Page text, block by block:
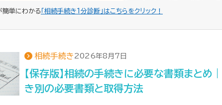
簡単にわかる 「相続手続き1分診断」はこちらをクリック！
相続手続き 2026年8月7日
【保存版】相続の手続きに必要な書類まとめ
き別の必要書類と取得方法